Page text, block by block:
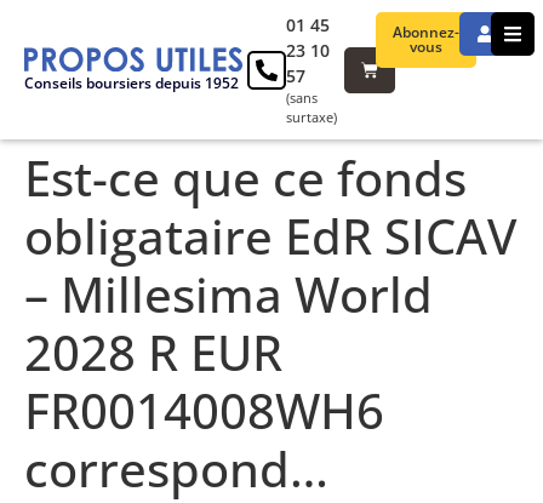
Conseils boursiers depuis 1952
Abonnez-
vous
01 45
23 10
57
(sans
surtaxe)
Est-ce que ce fonds
obligataire EdR SICAV
– Millesima World
2028 R EUR
FR0014008WH6
correspond…